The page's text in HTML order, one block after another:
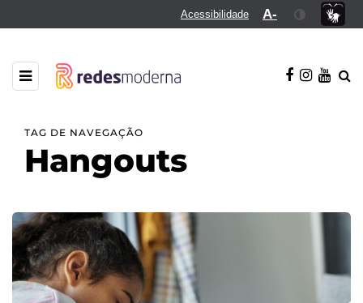
Acessibilidade A-
TAG DE NAVEGAÇÃO
Hangouts